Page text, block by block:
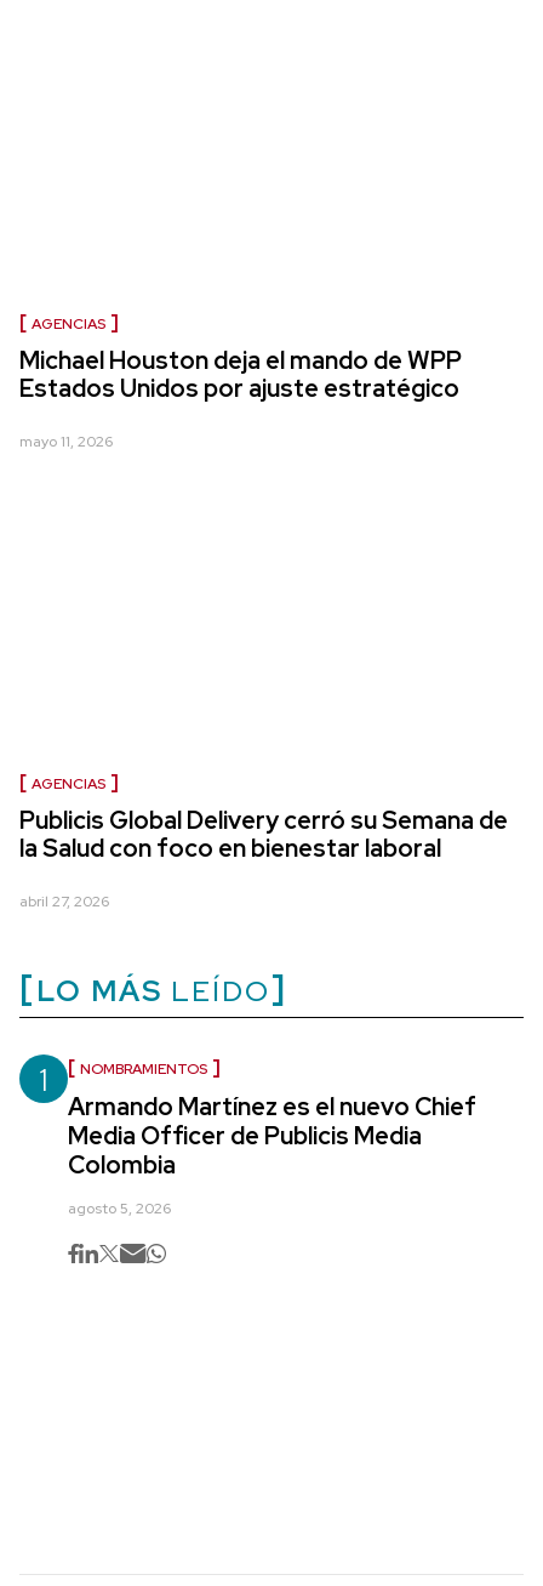
AGENCIAS
Michael Houston deja el mando de WPP
Estados Unidos por ajuste estratégico
mayo 11, 2026
AGENCIAS
Publicis Global Delivery cerró su Semana de
la Salud con foco en bienestar laboral
abril 27, 2026
LO MÁS LEÍDO
1 NOMBRAMIENTOS
Armando Martínez es el nuevo Chief
Media Officer de Publicis Media
Colombia
agosto 5, 2026